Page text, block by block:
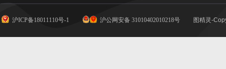
沪ICP备18011110号-1 沪公网安备 31010402010218号 图精灵-